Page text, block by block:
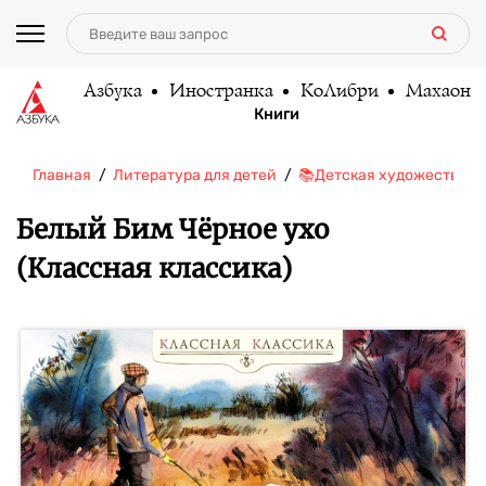
Азбука Иностранка КоЛибри Махаон
Книги
Главная Литература для детей 📚Детская
Белый Бим Чёрное ухо
(Классная классика)